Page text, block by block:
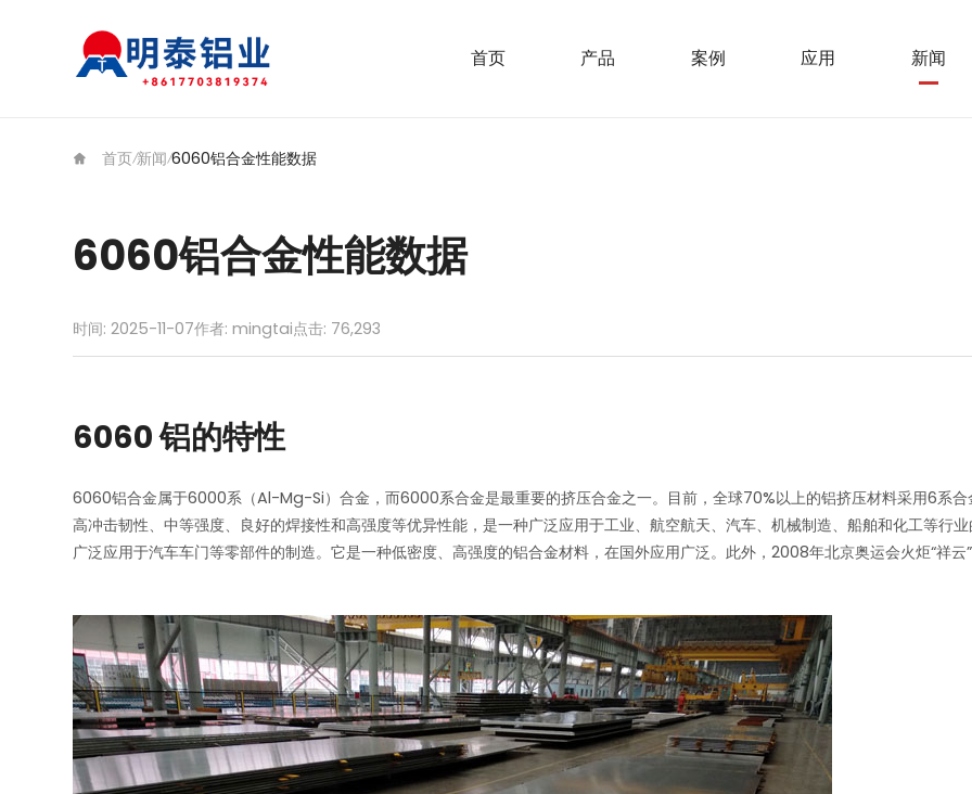
首页 产品 案例 应用 新闻
首页/新闻/6060铝合金性能数据
6060铝合金性能数据
时间: 2025-11-07作者: mingtai点击: 76,293
6060 铝的特性
6060铝合金属于6000系（Al-Mg-Si）合金，而6000系合金是最重要的挤压合金之一。目前，全球70%以上的铝挤压材料采用6系
高冲击韧性、中等强度、良好的焊接性和高强度等优异性能，是一种广泛应用于工业、航空航天、汽车、机械制造、船舶和化工等行
广泛应用于汽车车门等零部件的制造。它是一种低密度、高强度的铝合金材料，在国外应用广泛。此外，2008年北京奥运会火炬“祥